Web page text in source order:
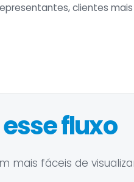
clientes
fluxo
mais fáceis de